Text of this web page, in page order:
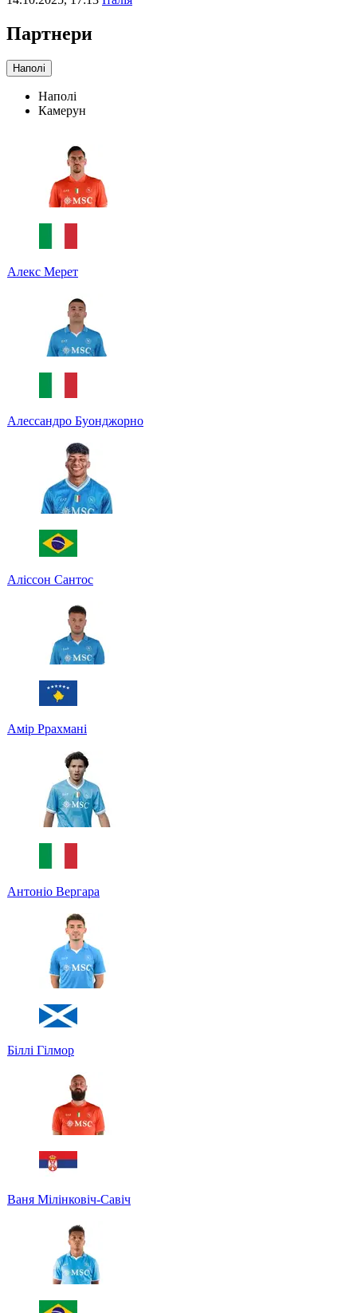
Партнери
Наполі
Наполі
Камерун
Алекс Мерет
Алессандро Буонджорно
Аліссон Сантос
Амір Ррахмані
Антоніо Вергара
Біллі Гілмор
Ваня Мілінковіч-Савіч